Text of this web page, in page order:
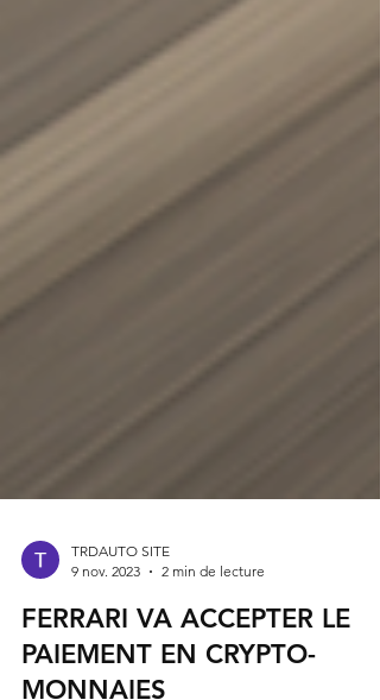
TRDAUTO SITE
9 nov. 2023
2 min de lecture
FERRARI VA ACCEPTER LE